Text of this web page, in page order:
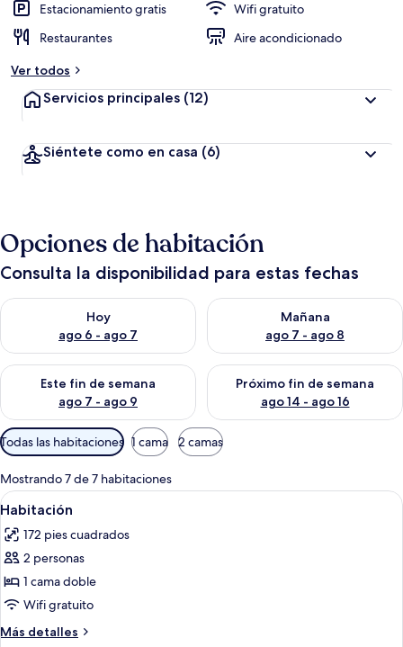
Estacionamiento gratis
Wifi gratuito
Restaurantes
Aire acondicionado
Ver todos
Servicios principales (12)
Siéntete como en casa (6)
Opciones de habitación
Consulta la disponibilidad para estas fechas
Hoy
ago 6 - ago 7
Consulta la disponibilidad para hoy ago 6 - ago 7
Mañana
ago 7 - ago 8
Consulta la disponibilidad
Este fin de semana
ago 7 - ago 9
Consulta la disponibilidad para este fin de semana ago 7 -
Próximo fin de semana
ago 14 - ago 16
Consulta la disponibilidad
Filtros
disponibles
para
las
habitaciones
Todas las habitaciones 1 cama 2 camas
Mostrando 7 de 7 habitaciones
Abrir
todas
las
fotos
de
Habitación
Un dormitorio con cama, escritorio,
4
Habitación
172 pies cuadrados
2 personas
1 cama doble
Wifi gratuito
Más detalles
Más